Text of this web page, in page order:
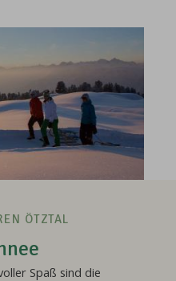
ÖTZTAL
Spaß sind die